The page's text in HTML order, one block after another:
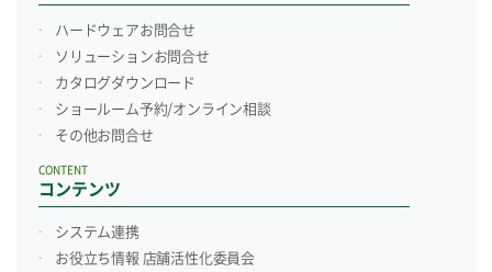
ハードウェアお問合せ
ソリューションお問合せ
カタログダウンロード
ショールーム予約/オンライン相談
その他お問合せ
コンテンツ
CONTENT
システム連携
お役立ち情報 店舗活性化委員会